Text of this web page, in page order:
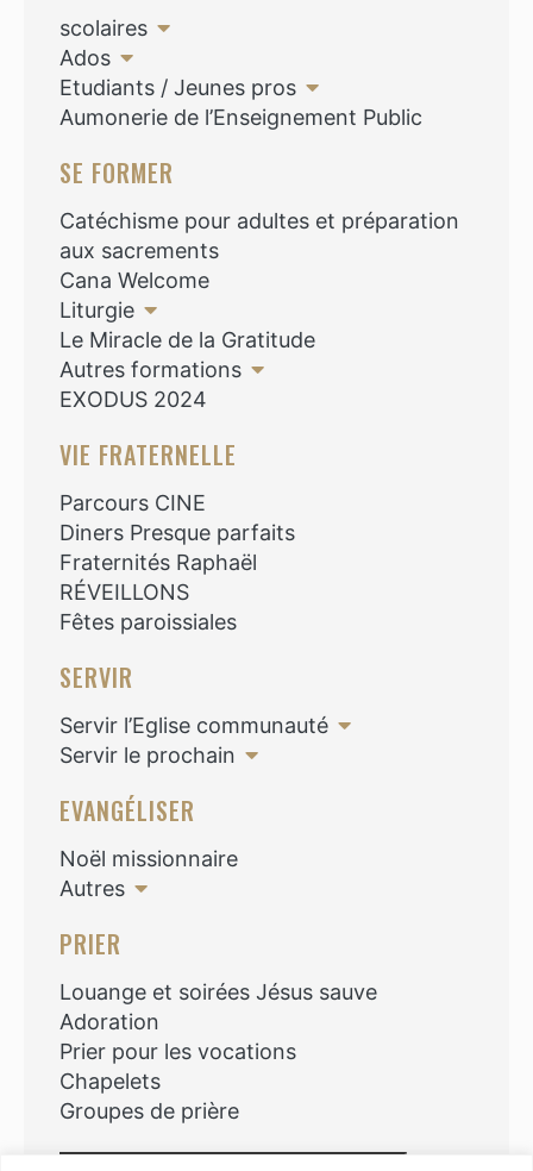
scolaires
Ados
Etudiants / Jeunes pros
Aumonerie de l’Enseignement Public
SE FORMER
Catéchisme pour adultes et préparation
aux sacrements
Cana Welcome
Liturgie
Le Miracle de la Gratitude
Autres formations
EXODUS 2024
VIE FRATERNELLE
Parcours CINE
Diners Presque parfaits
Fraternités Raphaël
RÉVEILLONS
Fêtes paroissiales
SERVIR
Servir l’Eglise communauté
Servir le prochain
EVANGÉLISER
Noël missionnaire
Autres
PRIER
Louange et soirées Jésus sauve
Adoration
Prier pour les vocations
Chapelets
Groupes de prière